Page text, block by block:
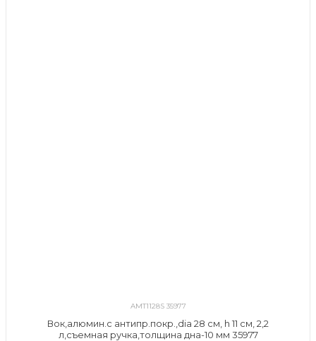
AMT1128S 35977
Вок,алюмин.с антипр.покр.,dia 28 см, h 11 см, 2,2
л,съемная ручка,толщина дна-10 мм 35977